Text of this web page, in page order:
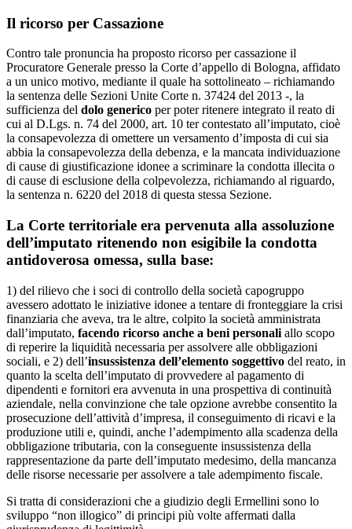
Il ricorso per Cassazione
Contro tale pronuncia ha proposto ricorso per cassazione il
Procuratore Generale presso la Corte d’appello di Bologna, affidato
a un unico motivo, mediante il quale ha sottolineato – richiamando
la sentenza delle Sezioni Unite Corte n. 37424 del 2013 -, la
sufficienza del dolo generico per poter ritenere integrato il reato di
cui al D.Lgs. n. 74 del 2000, art. 10 ter contestato all’imputato, cioè
la consapevolezza di omettere un versamento d’imposta di cui sia
abbia la consapevolezza della debenza, e la mancata individuazione
di cause di giustificazione idonee a scriminare la condotta illecita o
di cause di esclusione della colpevolezza, richiamando al riguardo,
la sentenza n. 6220 del 2018 di questa stessa Sezione.
La Corte territoriale era pervenuta alla assoluzione
dell’imputato ritenendo non esigibile la condotta
antidoverosa omessa, sulla base:
1) del rilievo che i soci di controllo della società capogruppo
avessero adottato le iniziative idonee a tentare di fronteggiare la crisi
finanziaria che aveva, tra le altre, colpito la società amministrata
dall’imputato, facendo ricorso anche a beni personali allo scopo
di reperire la liquidità necessaria per assolvere alle obbligazioni
sociali, e 2) dell’insussistenza dell’elemento soggettivo del reato, in
quanto la scelta dell’imputato di provvedere al pagamento di
dipendenti e fornitori era avvenuta in una prospettiva di continuità
aziendale, nella convinzione che tale opzione avrebbe consentito la
prosecuzione dell’attività d’impresa, il conseguimento di ricavi e la
produzione utili e, quindi, anche l’adempimento alla scadenza della
obbligazione tributaria, con la conseguente insussistenza della
rappresentazione da parte dell’imputato medesimo, della mancanza
delle risorse necessarie per assolvere a tale adempimento fiscale.
Si tratta di considerazioni che a giudizio degli Ermellini sono lo
sviluppo “non illogico” di principi più volte affermati dalla